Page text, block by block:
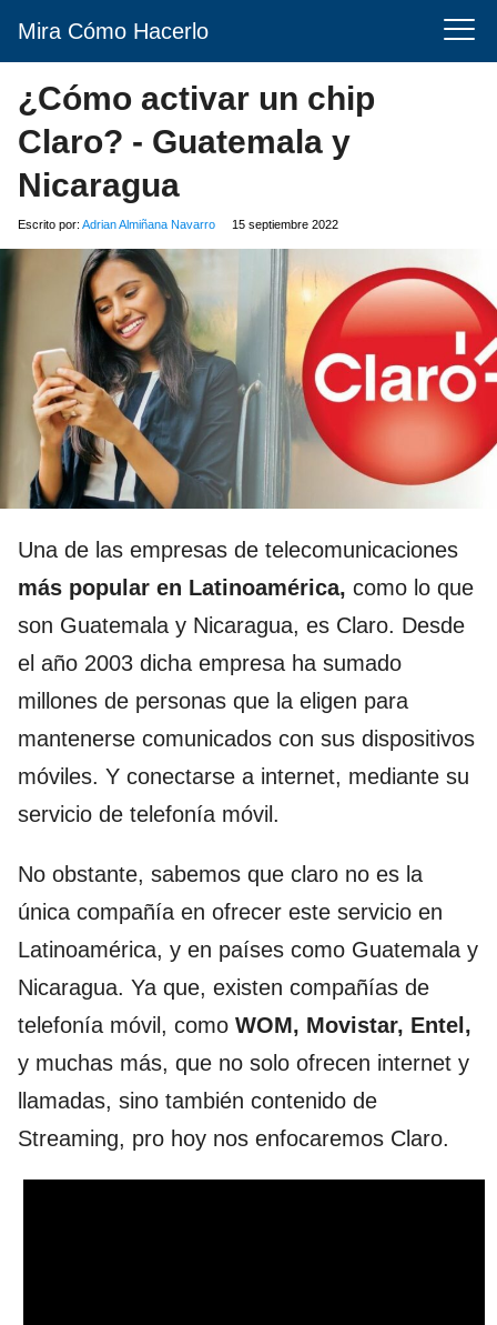
Mira Cómo Hacerlo
¿Cómo activar un chip
Claro? - Guatemala y
Nicaragua
Escrito por: Adrian Almiñana Navarro 15 septiembre 2022
Una de las empresas de telecomunicaciones
más popular en Latinoamérica, como lo que
son Guatemala y Nicaragua, es Claro. Desde
el año 2003 dicha empresa ha sumado
millones de personas que la eligen para
mantenerse comunicados con sus dispositivos
móviles. Y conectarse a internet, mediante su
servicio de telefonía móvil.
No obstante, sabemos que claro no es la
única compañía en ofrecer este servicio en
Latinoamérica, y en países como Guatemala y
Nicaragua. Ya que, existen compañías de
telefonía móvil, como WOM, Movistar, Entel,
y muchas más, que no solo ofrecen internet y
llamadas, sino también contenido de
Streaming, pro hoy nos enfocaremos Claro.